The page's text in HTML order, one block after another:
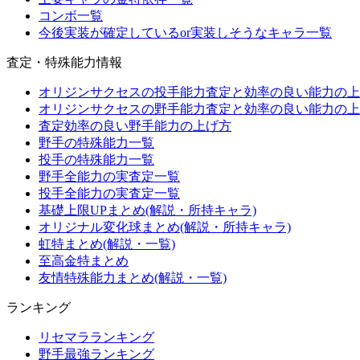
コンボ一覧
今後実装が確定しているor実装しそうなキャラ一覧
査定・特殊能力情報
オリジンサクセスの投手能力査定と効率の良い能力の
オリジンサクセスの野手能力査定と効率の良い能力の
査定効率の良い野手能力の上げ方
野手の特殊能力一覧
投手の特殊能力一覧
野手全能力の実査定一覧
投手全能力の実査定一覧
基礎上限UPまとめ(解説・所持キャラ)
オリジナル変化球まとめ(解説・所持キャラ)
虹特まとめ(解説・一覧)
至高金特まとめ
友情特殊能力まとめ(解説・一覧)
ランキング
リセマラランキング
野手最強ランキング